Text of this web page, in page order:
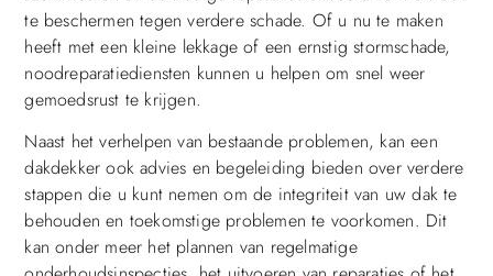
te beschermen tegen verdere schade. Of u nu te maken
heeft met een kleine lekkage of een ernstig stormschade,
noodreparatiediensten kunnen u helpen om snel weer
gemoedsrust te krijgen.
Naast het verhelpen van bestaande problemen, kan een
dakdekker ook advies en begeleiding bieden over verdere
stappen die u kunt nemen om de integriteit van uw dak te
behouden en toekomstige problemen te voorkomen. Dit
kan onder meer het plannen van regelmatige